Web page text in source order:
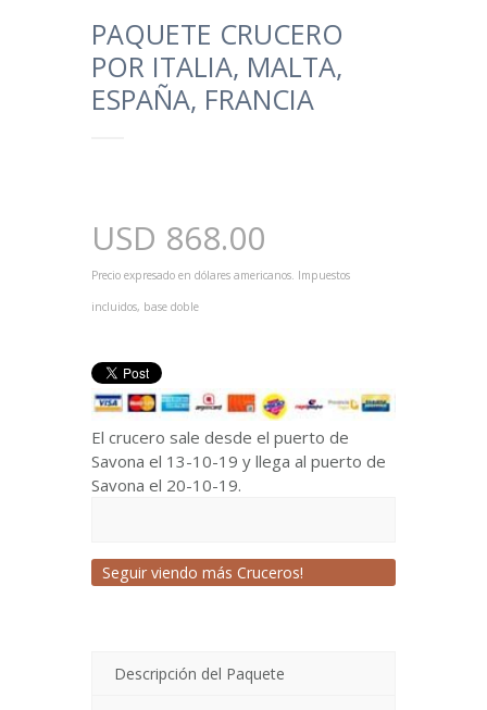
PAQUETE CRUCERO
POR ITALIA, MALTA,
ESPAÑA, FRANCIA
USD 868.00
Precio expresado en dólares americanos. Impuestos
incluidos, base doble
El crucero sale desde el puerto de
Savona el 13-10-19 y llega al puerto de
Savona el 20-10-19.
Seguir viendo más Cruceros!
Descripción del Paquete